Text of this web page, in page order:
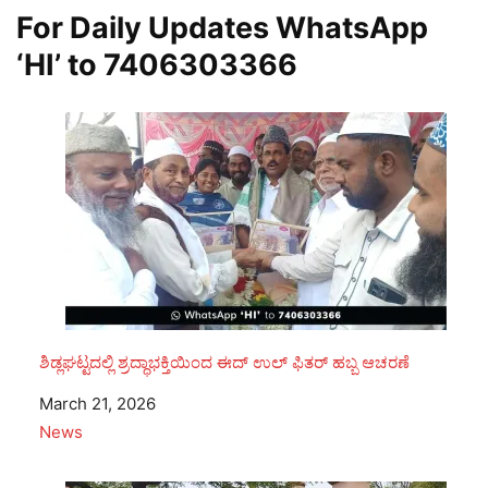
For Daily Updates WhatsApp
‘HI’ to 7406303366
ಶಿಡ್ಲಘಟ್ಟದಲ್ಲಿ ಶ್ರದ್ಧಾಭಕ್ತಿಯಿಂದ ಈದ್ ಉಲ್ ಫಿತರ್ ಹಬ್ಬ ಆಚರಣೆ
Date
March 21, 2026
In relation to
News